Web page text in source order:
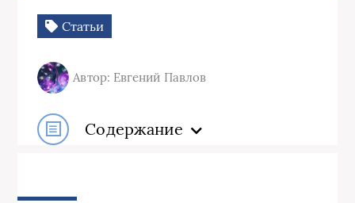
Статьи
Автор: Евгений Павлов
Содержание